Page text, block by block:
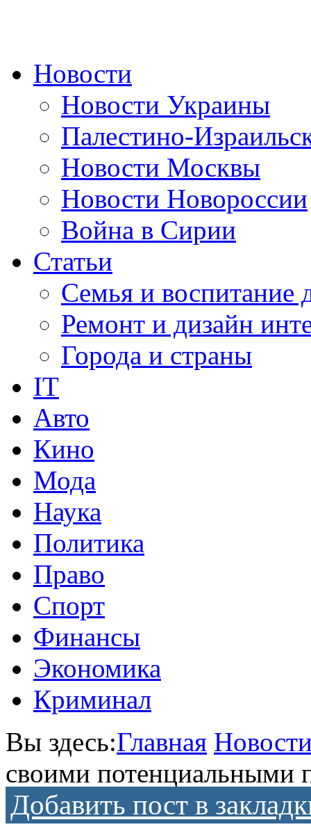
Новости
Новости Украины
Палестино-
Новости Москвы
Новости Новороссии
Война в Сирии
Статьи
Семья и воспитание
Ремонт и дизайн
Города и страны
IT
Авто
Кино
Мода
Наука
Политика
Право
Спорт
Финансы
Экономика
Криминал
Вы здесь:Главная
своими потенциальными
Добавить пост в